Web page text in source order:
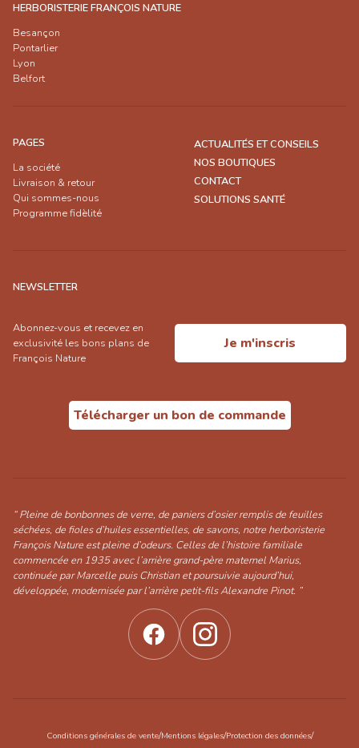
HERBORISTERIE FRANÇOIS NATURE
Besançon
Pontarlier
Lyon
Belfort
PAGES
La société
Livraison & retour
Qui sommes-nous
Programme fidèlité
ACTUALITÉS ET CONSEILS
NOS BOUTIQUES
CONTACT
SOLUTIONS SANTÉ
NEWSLETTER
Abonnez-vous et recevez en
exclusivité les bons plans de
François Nature
Je m'inscris
Télécharger un bon de commande
“ Pleine de bonbonnes de verre, de paniers d’osier remplis de feuilles
séchées, de fioles d’huiles essentielles, de savons, notre herboristerie
François Nature est pleine d’odeurs. Celles de l’histoire familiale
commencée en 1935 avec l’arrière grand-père maternel Marius,
continuée par Marcelle puis Christian et poursuivie aujourd’hui,
développée, modernisée par l’arrière petit-fils Alexandre Pinot. ”
Conditions générales de vente/Mentions légales/Protection des données/